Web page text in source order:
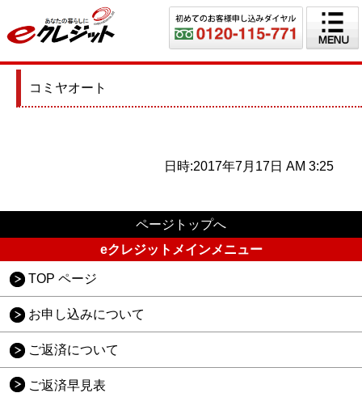
コミヤオート
日時:2017年7月17日 AM 3:25
ページトップへ
eクレジットメインメニュー
TOP ページ
お申し込みについて
ご返済について
ご返済早見表